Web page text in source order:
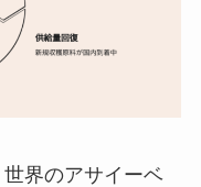
界のアサイーベ